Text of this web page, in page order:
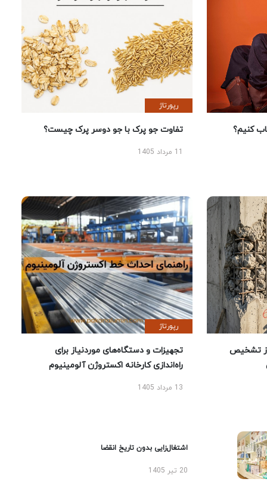
کنیم؟
رپورتاژ
تفاوت جو پرک با جو دوسر پرک چیست؟
تشخیص
رپورتاژ
تجهیزات و دستگاه‌های موردنیاز برای
راه‌اندازی کارخانه اکستروژن آلومینیوم
13 مرداد 1405
اشتغال‌زایی بدون تاریخ انقضا
20 تیر 1405